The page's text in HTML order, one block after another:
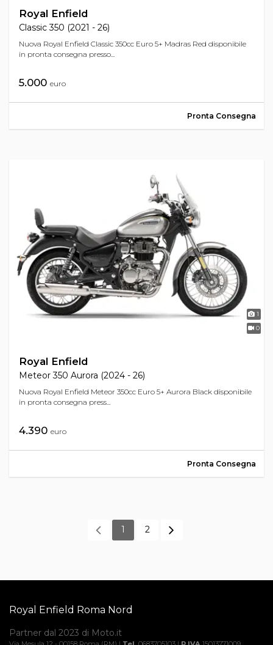
Royal Enfield
Classic 350 (2021 - 26)
Nuova Royal Enfield Classic 350cc Euro 5+ Madras Red disponibile
in pronta consegna presso...
5.000 euro
Pronta Consegna
1
0
Royal Enfield
Meteor 350 Aurora (2024 - 26)
Nuova Royal Enfield Meteor 350cc Euro 5+ Aurora Black disponibile
in pronta consegna press...
4.390 euro
Pronta Consegna
1 2
Royal Enfield Roma Nord
Partner dal 2023 di Moto.it